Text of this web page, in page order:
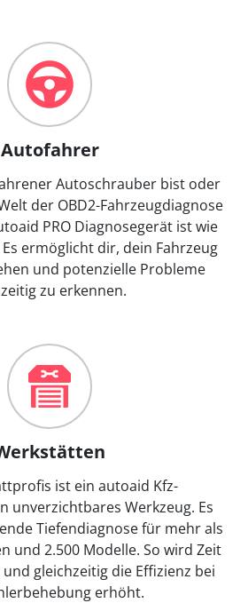
Autofahrer
Autoschrauber bist oder
der OBD2-Fahrzeugdiagnose
PRO Diagnosegerät ist wie
ermöglicht dir, dein Fahrzeug
und potenzielle Probleme
zu erkennen.
ist ein autoaid Kfz-
unverzichtbares Werkzeug. Es
Tiefendiagnose für mehr als
und 2.500 Modelle. So wird Zeit
gleichzeitig die Effizienz bei
erhöht.